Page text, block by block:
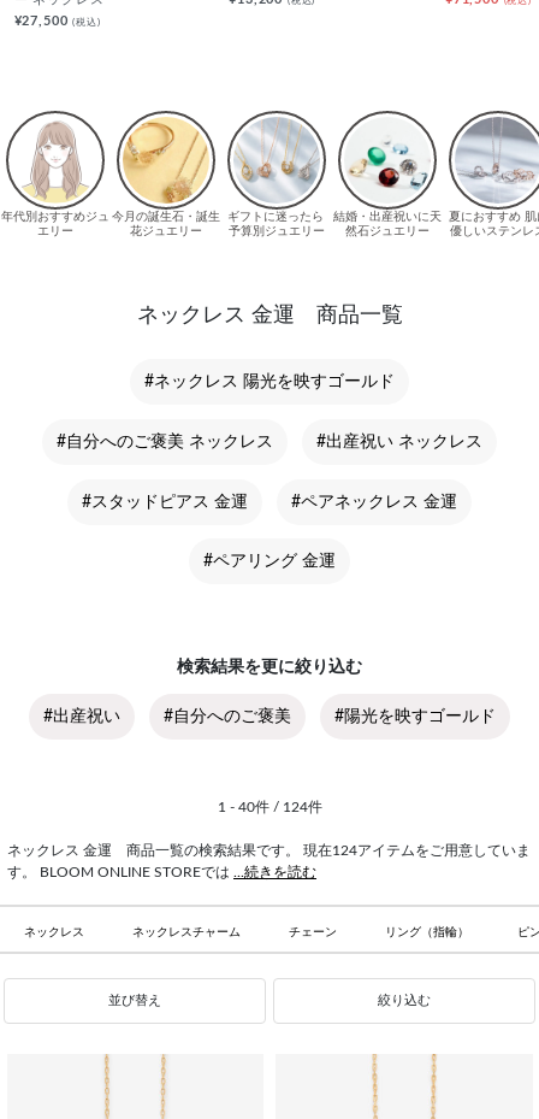
¥27,500(税込)
ネックレス 金運 商品一覧
#ネックレス 陽光を映すゴールド
#自分へのご褒美 ネックレス #出産祝い ネックレス
#スタッドピアス 金運 #ペアネックレス 金運
#ペアリング 金運
検索結果を更に絞り込む
#出産祝い #自分へのご褒美 #陽光を映すゴールド
1 - 40件 / 124件
ネックレス 金運 商品一覧の検索結果です。 現在124アイテムをご用意していま
す。 BLOOM ONLINE STOREでは ...続きを読む
ネックレス ネックレスチャーム チェーン リング（指輪） ピ
並び替え 絞り込む